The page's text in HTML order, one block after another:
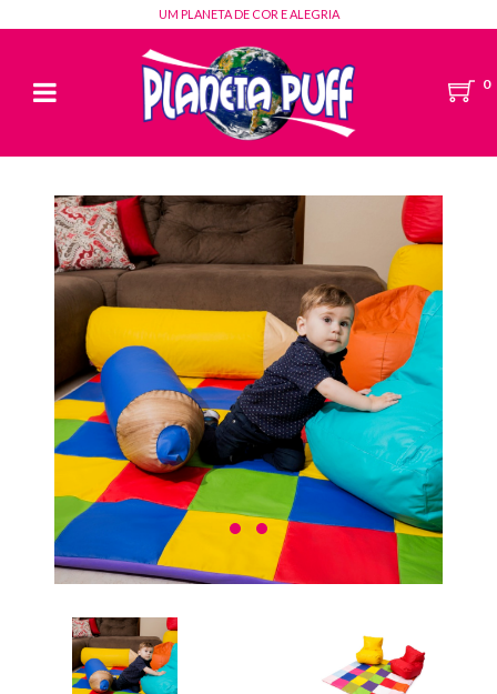
UM PLANETA DE COR E ALEGRIA
0